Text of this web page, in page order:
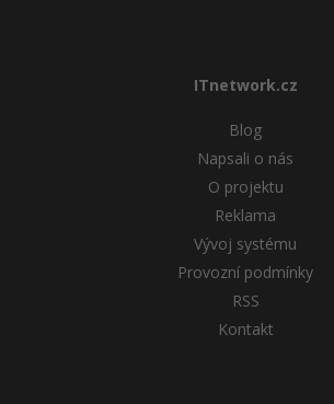
ITnetwork.cz
Blog
Napsali o nás
O projektu
Reklama
Vývoj systému
Provozní podmínky
RSS
Kontakt